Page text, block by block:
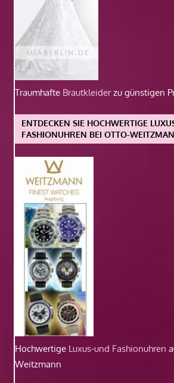
Traumhafte Brautkleiderzu günstigen
ENTDECKEN SIE HOCHWERTIGE
FASHIONUHREN BEI OTTO-
Hochwertige Luxus-und Fashionuhren
Weitzmann